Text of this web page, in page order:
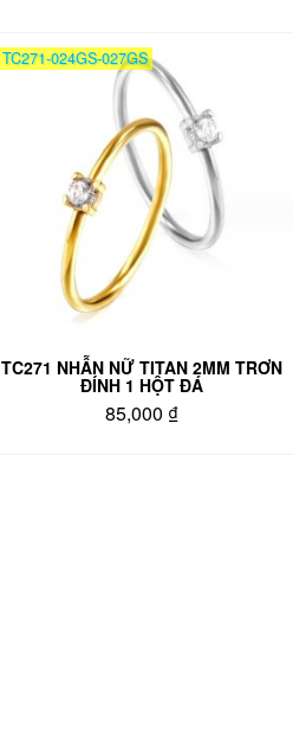
TC271-024GS-027GS
TC271 NHẪN NỮ TITAN 2MM TRƠN
ĐÍNH 1 HỘT ĐÁ
85,000 ₫